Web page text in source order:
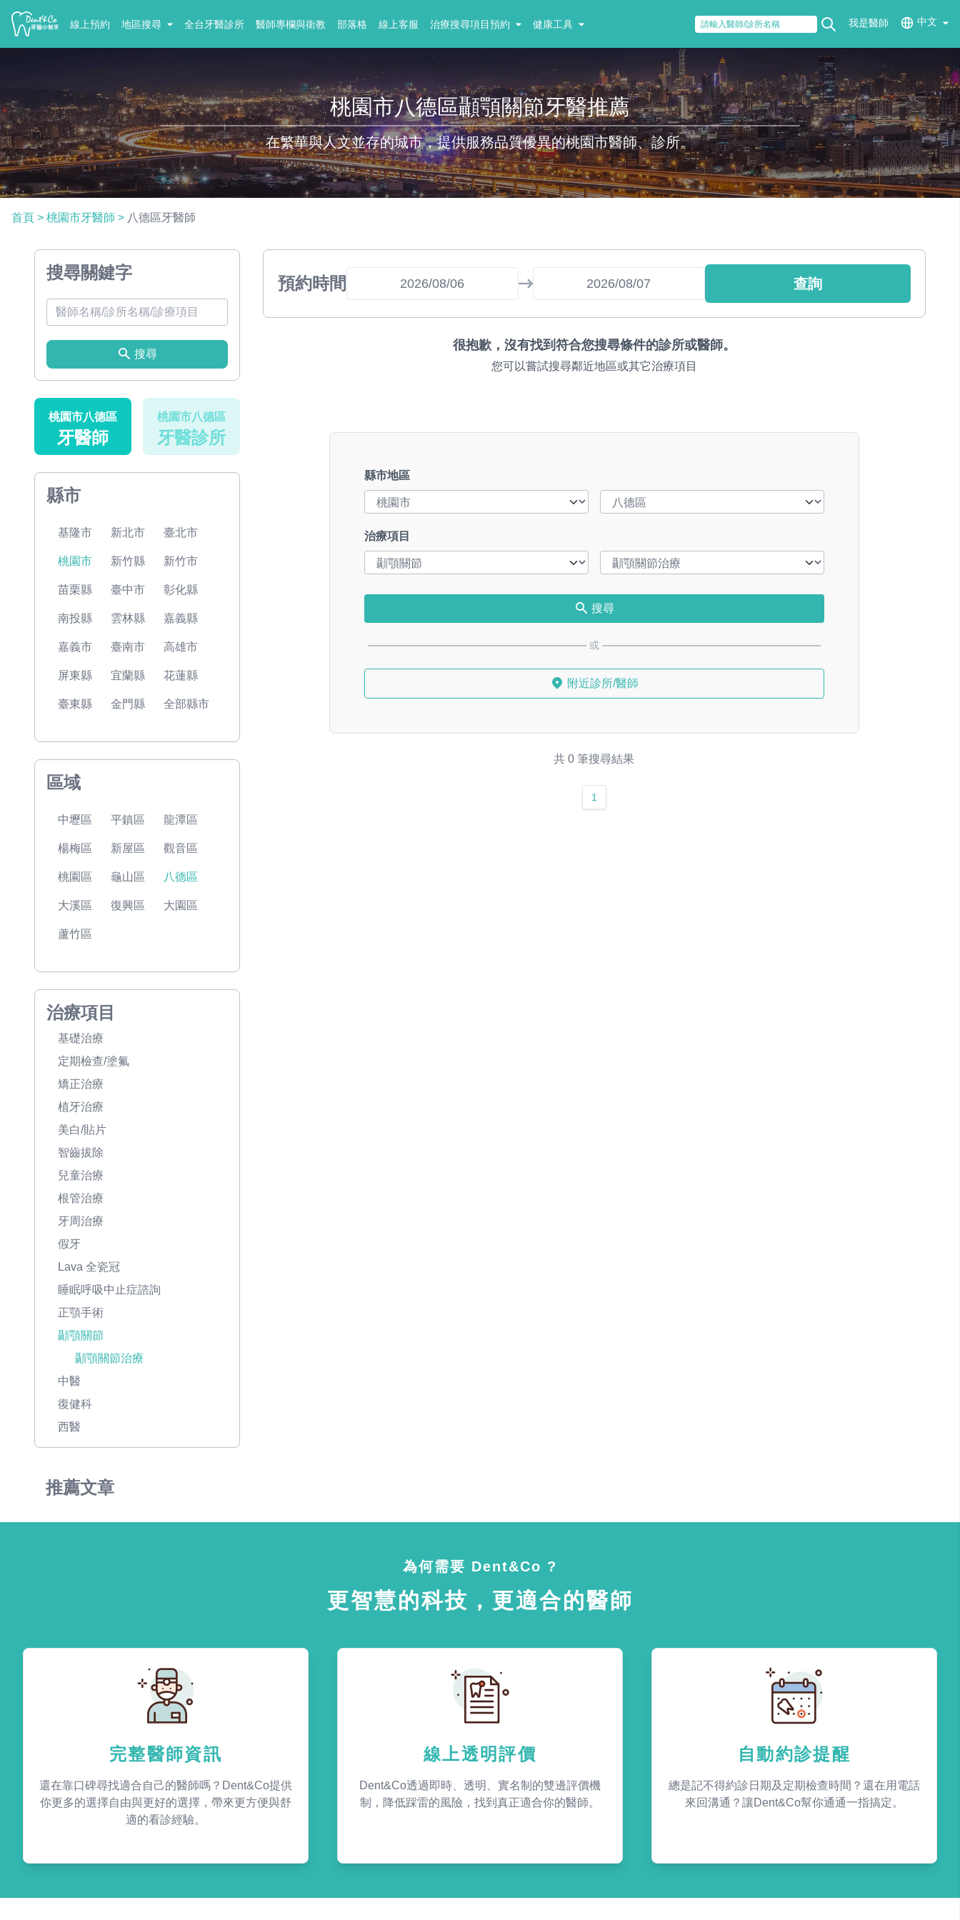
線上預約 地區搜尋 全台牙醫診所 醫師專欄與衛教 部落格 線上客服 治療搜尋項目預約 健康工具 我是醫師 中文
桃園市八德區顳顎關節牙醫推薦
在繁華與人文並存的城市，提供服務品質優異的桃園市醫師、診所。
首頁 > 桃園市牙醫師 > 八德區牙醫師
搜尋關鍵字
搜尋
桃園市八德區
牙醫師
桃園市八德區
牙醫診所
縣市
基隆市 新北市 臺北市
桃園市 新竹縣 新竹市
苗栗縣 臺中市 彰化縣
南投縣 雲林縣 嘉義縣
嘉義市 臺南市 高雄市
屏東縣 宜蘭縣 花蓮縣
臺東縣 金門縣 全部縣市
區域
中壢區 平鎮區 龍潭區
楊梅區 新屋區 觀音區
桃園區 龜山區 八德區
大溪區 復興區 大園區
蘆竹區
治療項目
基礎治療
定期檢查/塗氟
矯正治療
植牙治療
美白/貼片
智齒拔除
兒童治療
根管治療
牙周治療
假牙
Lava 全瓷冠
睡眠呼吸中止症諮詢
正顎手術
顳顎關節
顳顎關節治療
中醫
復健科
西醫
推薦文章
預約時間 查詢
很抱歉，沒有找到符合您搜尋條件的診所或醫師。
您可以嘗試搜尋鄰近地區或其它治療項目
縣市地區
治療項目
搜尋
或
附近診所/醫師
共 0 筆搜尋結果
1
為何需要 Dent&Co ?
更智慧的科技，更適合的醫師
完整醫師資訊
還在靠口碑尋找適合自己的醫師嗎？Dent&Co提供
你更多的選擇自由與更好的選擇，帶來更方便與舒
適的看診經驗。
線上透明評價
Dent&Co透過即時、透明、實名制的雙邊評價機
制，降低踩雷的風險，找到真正適合你的醫師。
自動約診提醒
總是記不得約診日期及定期檢查時間？還在用電話
來回溝通？讓Dent&Co幫你通通一指搞定。